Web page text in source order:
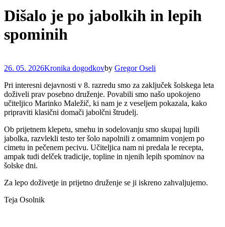
Dišalo je po jabolkih in lepih
spominih
26. 05. 2026Kronika dogodkovby Gregor Oseli
Pri interesni dejavnosti v 8. razredu smo za zaključek šolskega leta
doživeli prav posebno druženje. Povabili smo našo upokojeno
učiteljico Marinko Maležič, ki nam je z veseljem pokazala, kako
pripraviti klasični domači jabolčni štrudelj.
Ob prijetnem klepetu, smehu in sodelovanju smo skupaj lupili
jabolka, razvlekli testo ter šolo napolnili z omamnim vonjem po
cimetu in pečenem pecivu. Učiteljica nam ni predala le recepta,
ampak tudi delček tradicije, topline in njenih lepih spominov na
šolske dni.
Za lepo doživetje in prijetno druženje se ji iskreno zahvaljujemo.
Teja Osolnik